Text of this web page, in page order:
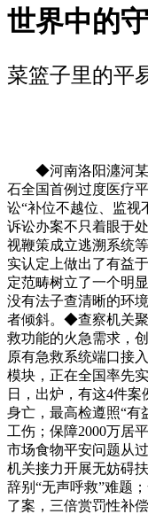
世界中的
菜篮子里的平
◆河南洛阳瀍河某
石全国首例过度医疗
讼“补位不越位、监视
诉讼办案不只着眼于
视鞭策成立逃溯系统
实认定上做出了有益
定范畴树立了一个明
没有法子查清晰的环
者倾斜。◆查察机关
救功能的火急需求，
原有急救系统端口接
模块，正在全国率先
日，出炉，有这4件
身亡，最高检遵照“有
工伤；保障2000万居
市场食物平安问题从
机关接力开展无妨碍
辞别“无声呼救”难题
了案，三倍赏罚性补